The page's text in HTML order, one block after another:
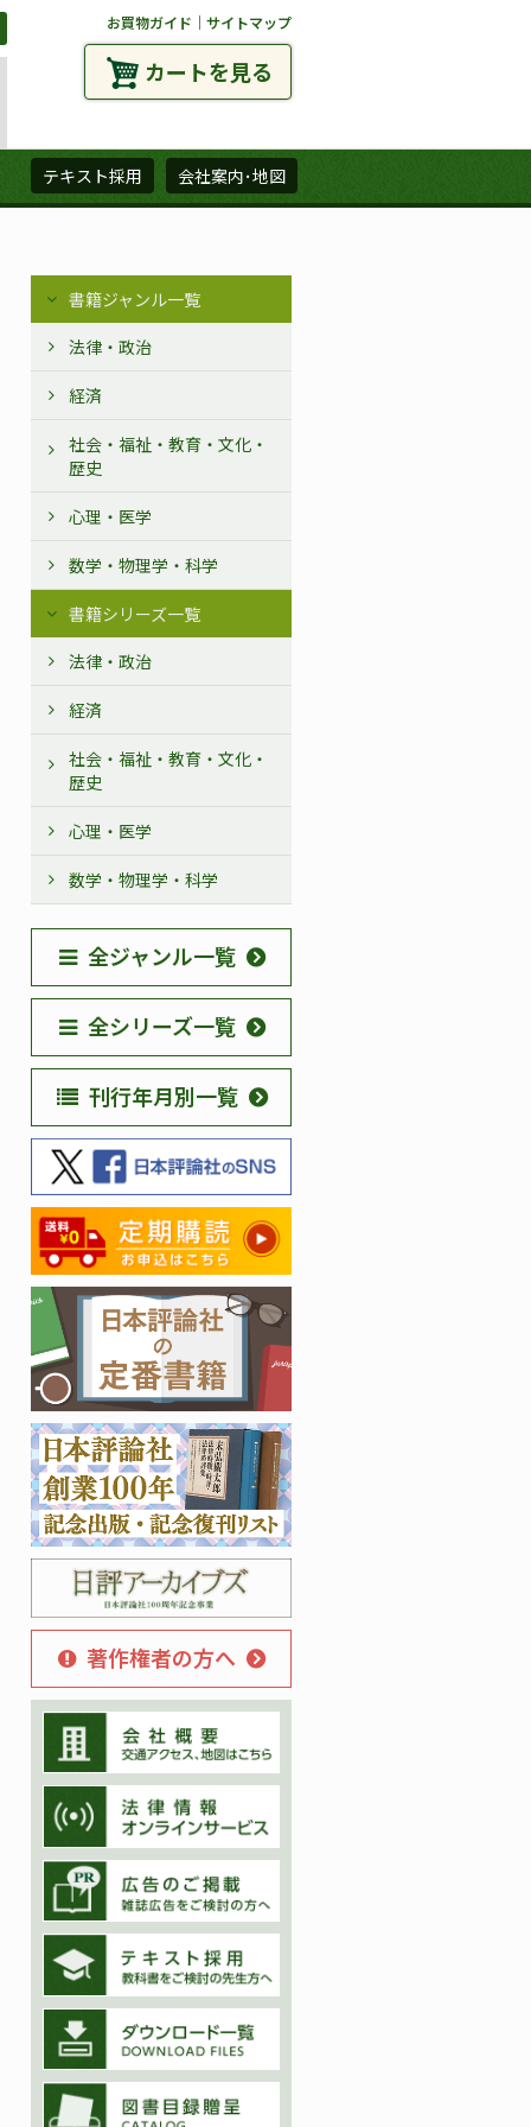
お買物ガイド ｜ サイトマップ
カートを見る
テキスト採用 会社案内･地図
書籍ジャンル一覧
法律・政治
経済
社会・福祉・教育・文化・
歴史
心理・医学
数学・物理学・科学
書籍シリーズ一覧
法律・政治
経済
社会・福祉・教育・文化・
歴史
心理・医学
数学・物理学・科学
全ジャンル一覧
全シリーズ一覧
刊行年月別一覧
著作権者の方へ